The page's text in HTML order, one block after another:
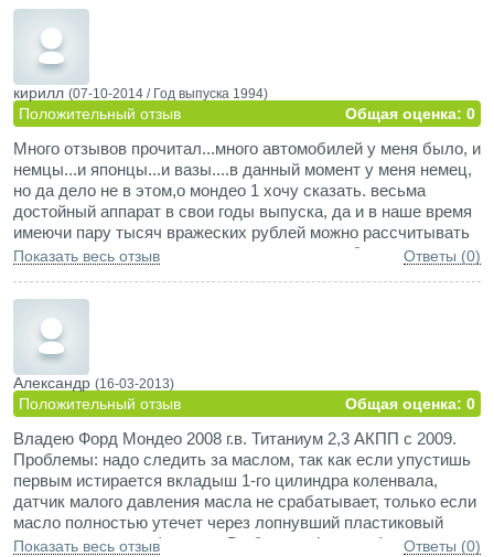
кирилл (07-10-2014 / Год выпуска 1994)
Положительный отзыв Общая оценка: 0
Много отзывов прочитал...много автомобилей у меня было, и
немцы...и японцы...и вазы....в данный момент у меня немец,
но да дело не в этом,о мондео 1 хочу сказать. весьма
достойный аппарат в свои годы выпуска, да и в наше время
имеючи пару тысяч вражеских рублей можно рассчитывать
на его покупку. есть еще один момент...чья сборка ,мне
влияет, но проблем у меня с фордом практически не было.
мотор кпп кузов электроника насос инжектор рейка ....в
общем и целом поискать бы таких на других иномарках
данных лет, для сравнения мой Мондео был 1994 года у
меня он был с 2009-2013г. за это время я намотал 150000,
вовремя все менял, за всем следил.....мотор1.8 для ее веса
маловат...но хватало DOCH 16кл работал как часы. были
моменты....попадал в дтп....кузов поражал своей
устойчивостью к краштестам....ровнял вытягивал...да и не
особо критично ему доставалось, по отношению к моим
оппонентам их ремонт печальнее выглядел. поражает
выносливость этого авто,безопасность.
И пару советов желающим приобрести мондео 1- 2 не
Показать весь отзыв Ответы (0)
Александр (16-03-2013)
Положительный отзыв Общая оценка: 0
Владею Форд Мондео 2008 г.в. Титаниум 2,3 АКПП с 2009.
Проблемы: надо следить за маслом, так как если упустишь
первым истирается вкладыш 1-го цилиндра коленвала,
датчик малого давления масла не срабатывает, только если
масло полностью утечет через лопнувший пластиковый
корпус масленого фильтра. В общем у Форда официально
Показать весь отзыв Ответы (0)